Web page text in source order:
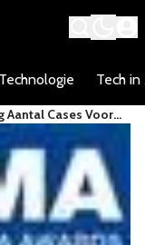
Technologie Tech in
Aantal Cases Voor